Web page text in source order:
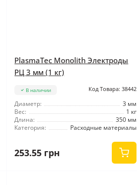
PlasmaTec Monolith Электроды
РЦ 3 мм (1 кг)
В наличии Код Товара: 38442
Диаметр:
3 мм
Вес:
1 кг
Длина:
350 мм
Категория:
Расходные материалы
253.55 грн